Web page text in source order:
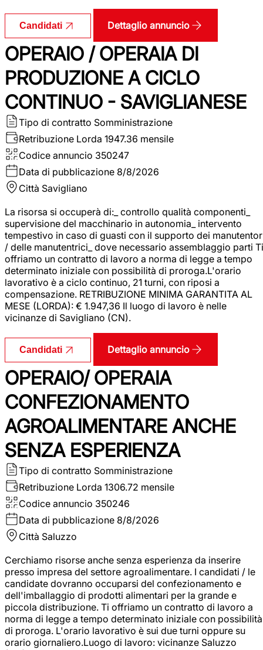
Candidati Dettaglio annuncio
OPERAIO / OPERAIA DI
PRODUZIONE A CICLO
CONTINUO - SAVIGLIANESE
Tipo di contratto Somministrazione
Retribuzione Lorda 1947.36 mensile
Codice annuncio 350247
Data di pubblicazione 8/8/2026
Città Savigliano
La risorsa si occuperà di:_ controllo qualità componenti_
supervisione del macchinario in autonomia_ intervento
tempestivo in caso di guasti con il supporto dei
/ delle manutentrici_ dove necessario assemblaggio parti Ti
offriamo un contratto di lavoro a norma di legge a tempo
determinato iniziale con possibilità di proroga.L'orario
lavorativo è a ciclo continuo, 21 turni, con riposi a
compensazione. RETRIBUZIONE MINIMA GARANTITA AL
MESE (LORDA): € 1.947,36 Il luogo di lavoro è nelle
vicinanze di Savigliano (CN).
Candidati Dettaglio annuncio
OPERAIO/ OPERAIA
CONFEZIONAMENTO
AGROALIMENTARE ANCHE
SENZA ESPERIENZA
Tipo di contratto Somministrazione
Retribuzione Lorda 1306.72 mensile
Codice annuncio 350246
Data di pubblicazione 8/8/2026
Città Saluzzo
Cerchiamo risorse anche senza esperienza da inserire
presso impresa del settore agroalimentare. I candidati / le
candidate dovranno occuparsi del confezionamento e
dell'imballaggio di prodotti alimentari per la grande e
piccola distribuzione. Ti offriamo un contratto di lavoro a
norma di legge a tempo determinato iniziale con possibilità
di proroga. L'orario lavorativo è sui due turni oppure su
orario giornaliero.Luogo di lavoro: vicinanze Saluzzo